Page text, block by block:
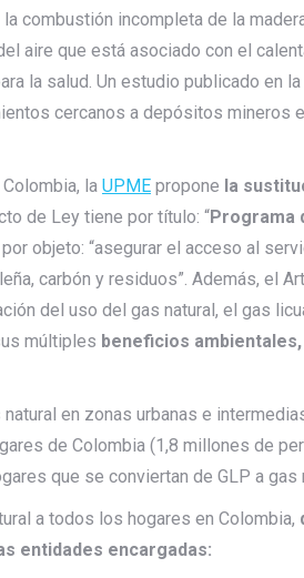
combustión incompleta de la
aire que está asociado con el
la salud. Un estudio publicado en
cercanos a depósitos mineros
la UPME propone la
de Ley tiene por título: “Programa
por objeto: “asegurar el acceso al
carbón y residuos”. Además, el
del uso del gas natural, el gas
múltiples beneficios
en zonas urbanas e
de Colombia (1,8 millones de
que se conviertan de GLP a gas
a todos los hogares en Colombia,
entidades encargadas: